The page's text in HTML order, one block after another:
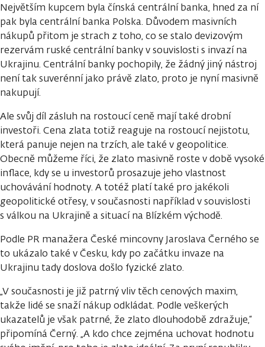
Největším kupcem byla čínská centrální banka, hned za ní
pak byla centrální banka Polska. Důvodem masivních
nákupů přitom je strach z toho, co se stalo devizovým
rezervám ruské centrální banky v souvislosti s invazí na
Ukrajinu. Centrální banky pochopily, že žádný jiný nástroj
není tak suverénní jako právě zlato, proto je nyní masivně
nakupují.
Ale svůj díl zásluh na rostoucí ceně mají také drobní
investoři. Cena zlata totiž reaguje na rostoucí nejistotu,
která panuje nejen na trzích, ale také v geopolitice.
Obecně můžeme říci, že zlato masivně roste v době vysoké
inflace, kdy se u investorů prosazuje jeho vlastnost
uchovávání hodnoty. A totéž platí také pro jakékoli
geopolitické otřesy, v současnosti například v souvislosti
s válkou na Ukrajině a situací na Blízkém východě.
Podle PR manažera České mincovny Jaroslava Černého se
to ukázalo také v Česku, kdy po začátku invaze na
Ukrajinu tady doslova došlo fyzické zlato.
„V současnosti je již patrný vliv těch cenových maxim,
takže lidé se snaží nákup odkládat. Podle veškerých
ukazatelů je však patrné, že zlato dlouhodobě zdražuje,“
připomíná Černý. „A kdo chce zejména uchovat hodnotu